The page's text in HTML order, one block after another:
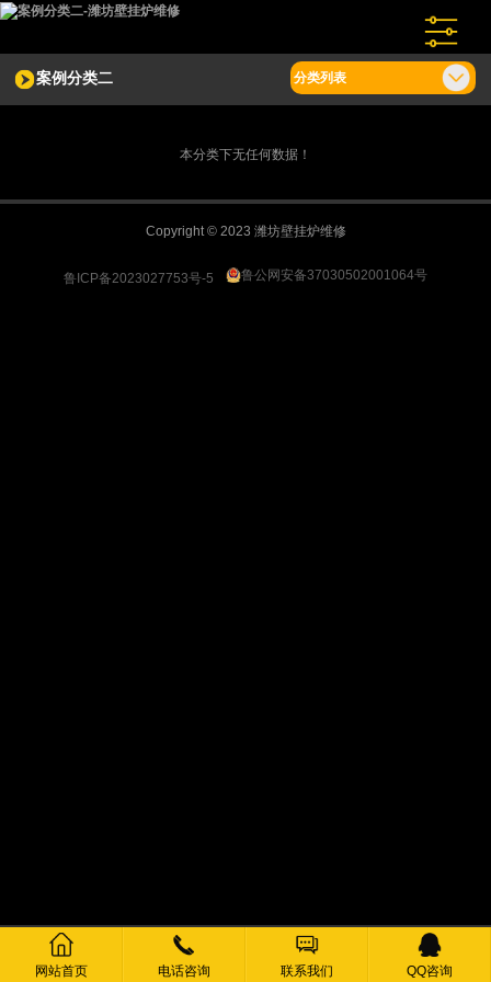
案例分类二 分类列表
本分类下无任何数据！
Copyright © 2023 潍坊壁挂炉维修
鲁ICP备2023027753号-5 鲁公网安备37030502001064号
网站首页 电话咨询 联系我们 QQ咨询